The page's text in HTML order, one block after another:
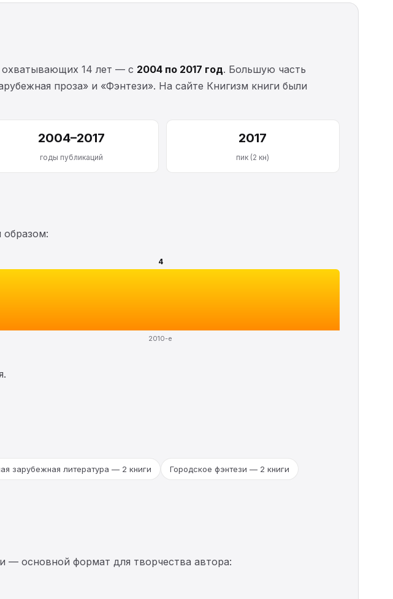
охватывающих 14 лет — с 2004 по 2017 год. Большую часть
проза» и «Фэнтези». На сайте Книгизм книги были
2004–2017
годы публикаций
2017
пик (2 кн)
образом:
4
2010-е
зарубежная литература — 2 книги Городское фэнтези — 2 книги
основной формат для творчества автора: